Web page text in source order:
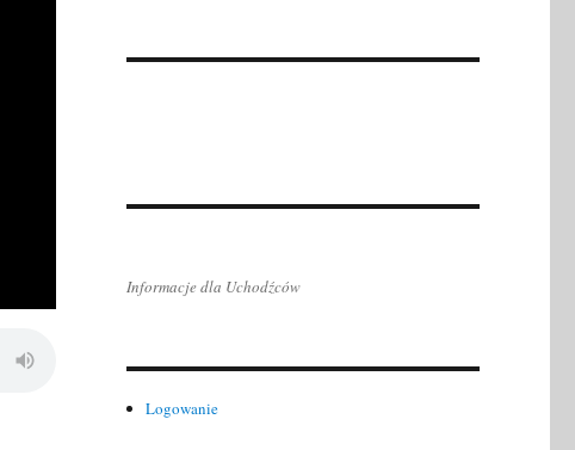
Informacje dla Uchodźców
Logowanie